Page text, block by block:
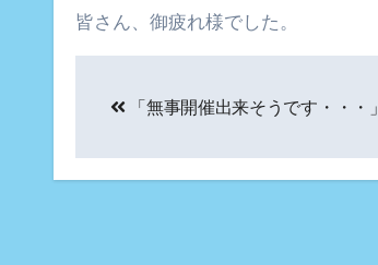
皆さん、御疲れ様でした。
ナ
「無事開催出来そうです・・・」